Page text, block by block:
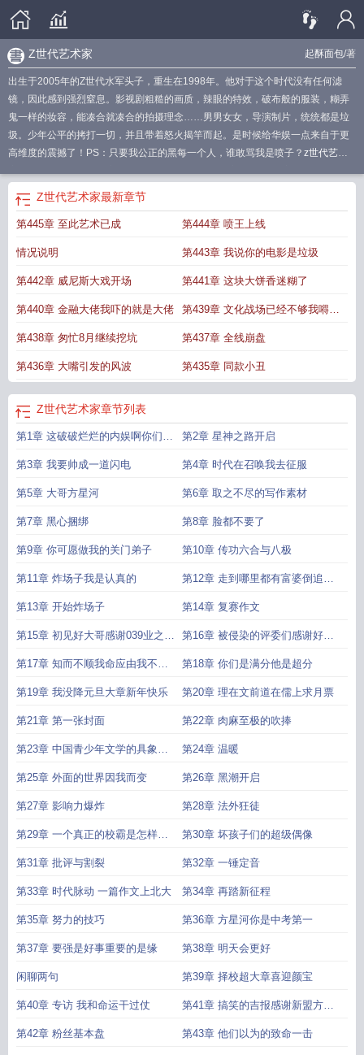
起酥面包/著
Z世代艺术家
出生于2005年的Z世代水军头子，重生在1998年。他对于这个时代没有任何滤
镜，因此感到强烈窒息。影视剧粗糙的画质，辣眼的特效，破布般的服装，糊弄
鬼一样的妆容，能凑合就凑合的拍摄理念……男男女女，导演制片，统统都是垃
圾。少年公平的拷打一切，并且带着怒火揭竿而起。是时候给华娱一点来自于更
高维度的震撼了！PS：只要我公正的黑每一个人，谁敢骂我是喷子？ z世代艺术
术家完结免费 世界艺术家作品
网 Z世代艺术家阅读
家TXTZ世代艺术家在线Z世代艺术家无弹窗最新章节Z世代艺术家原著
5200世界杰出华人艺术家 Z世代艺术家免费阅读软件z世代艺术家完整版免
费Z世代艺术家笔趣阁最新 世界当代艺术家大师 Z世代艺术家全文免费阅读
趣阁z世代艺术家 八一中文Z世代艺术家全文免费阅读软件全球当代艺术家
代艺术家z世代艺术家全文z世代艺术家90章Z世代艺术家全本完结免费
阁Z世代艺术家笔趣阁无弹窗 Z世代艺术家完整版免费z世代艺术家顶点
艺术家奇书网z世代艺术家超酥面包z世代艺术家在线阅读免费完整版zest 艺术
家Z世代艺术家笔趣阁免费阅读
酥面包Z世代艺术家最新章节Z世代艺术家无错版在世艺术家排名世界当代艺
术家排名100世界十大当代艺术家z世代艺术家123最新章节阅读
全文
世界知名现代艺术家z世代艺术家笔趣阁无错版 Z世代艺术家百度
术家笔趣阁手机版当代艺术家时间 z世代艺术家女主是谁在世的艺术家
网艺术家世界z世代艺术家百度 Z世代艺术家在线阅读免费
音世界最著名当代艺术大师Z世代艺术家最新章节在线阅读 z世代艺术家顶点笔
世代艺术家顶点z世代艺术家TXT百度 Z世代艺术家无弹窗阅读Z世代艺术家无
弹窗笔趣阁 世界当代艺术大师 Z世代艺术家无弹窗免费 全球当代艺术家排名
代艺术家免费阅读世界当代著名艺术家Z世代艺术家精校版免费Z世代艺术家笔
全本免费 z世代艺术家百度百科 全球最知名的50位当代艺术大师Z世代艺术家
作者起酥面包Z世代艺术家全文免费 Z世代艺术家最新章节更新Z世代艺术家起
整版TXT Z世代艺术家篱笆好文学 z世代艺术家笔趣阁Z世代艺术家最新章节笔
趣阁Z世代艺术家笔趣阁在线世界当代艺术家排名10
术家手打无错字版Z世代艺术家笔趣阁免费阅读无弹窗当代世界艺术家
意思
z世代艺术家起酥面包无错 z世代艺术家怎么样 z世代艺术家TXT
术家笔趣阁免费阅读世界现代艺术家 无防盗在线阅读世界著名当代艺术家
艺术家精校无错版z世代艺术家全文阅读Z世代艺术家 起酥面包
TXT免费 Z世代艺术家免费阅读无弹窗 Z世代艺术家最新章节免费
术家丛书 z世代艺术家新笔趣阁 z世代艺术家有没有女主
Z世代艺术家最新章节
第445章 至此艺术已成 第444章 喷王上线
情况说明 第443章 我说你的电影是垃圾
第442章 威尼斯大戏开场 第441章 这块大饼香迷糊了
第440章 金融大佬我吓的就是大佬 第439章 文化战场已经不够我嘚瑟
了
第438章 匆忙8月继续挖坑 第437章 全线崩盘
第436章 大嘴引发的风波 第435章 同款小丑
Z世代艺术家章节列表
第1章 这破破烂烂的内娱啊你们可
太需要我了
第2章 星神之路开启
第3章 我要帅成一道闪电 第4章 时代在召唤我去征服
第5章 大哥方星河 第6章 取之不尽的写作素材
第7章 黑心捆绑 第8章 脸都不要了
第9章 你可愿做我的关门弟子 第10章 传功六合与八极
第11章 炸场子我是认真的 第12章 走到哪里都有富婆倒追的
那些年
第13章 开始炸场子 第14章 复赛作文
第15章 初见好大哥感谢039业之杰
体育039大哥盟主
第16章 被侵染的评委们感谢好朋
友小阿瓜新盟
第17章 知而不顺我命应由我不应
由天感谢新盟TEMPEST
第18章 你们是满分他是超分
第19章 我没降元旦大章新年快乐 第20章 理在文前道在儒上求月票
第21章 第一张封面 第22章 肉麻至极的吹捧
第23章 中国青少年文学的具象性
偶像
第24章 温暖
第25章 外面的世界因我而变 第26章 黑潮开启
第27章 影响力爆炸 第28章 法外狂徒
第29章 一个真正的校霸是怎样炼
成的
第30章 坏孩子们的超级偶像
第31章 批评与割裂 第32章 一锤定音
第33章 时代脉动 一篇作文上北大 第34章 再踏新征程
第35章 努力的技巧 第36章 方星河你是中考第一
第37章 要强是好事重要的是缘 第38章 明天会更好
闲聊两句 第39章 择校超大章喜迎颜宝
第40章 专访 我和命运干过仗 第41章 搞笑的吉报感谢新盟方寸
山
第42章 粉丝基本盘 第43章 他们以为的致命一击